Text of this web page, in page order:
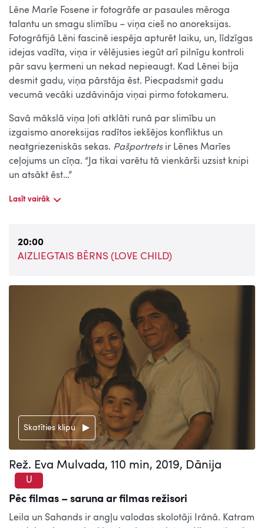
Lēne Marīe Fosene ir fotogrāfe ar pasaules mēroga
talantu un smagu slimību – viņa cieš no anoreksijas.
Fotogrāfijā Lēni fascinē iespēja apturēt laiku, un, līdzīgas
idejas vadīta, viņa ir vēlējusies iegūt arī pilnīgu kontroli
pār savu ķermeni un nekad nepieaugt. Kad Lēnei bija
desmit gadu, viņa pārstāja ēst. Piecpadsmit gadu
vecumā vecāki uzdāvināja viņai pirmo fotokameru.
Savā mākslā viņa ļoti atklāti runā par slimību un
izgaismo anoreksijas radītos iekšējos konfliktus un
neatgriezeniskās sekas. Pašportretsir Lēnes Marīes
ceļojums un cīņa. “Ja tikai varētu tā vienkārši uzsist knipi
un atsākt ēst…”
Lasīt vairāk
20:00
AIZLIEGTAIS BĒRNS (LOVE CHILD)
Skatīties klipu
Rež. Eva Mulvada, 110 min, 2019, Dānija
U
Pēc filmas – saruna ar filmas režisori
Leila un Sahands ir angļu valodas skolotāji Irānā. Katram